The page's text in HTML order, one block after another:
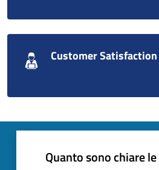
Customer Satisfaction
Quanto sono chiare